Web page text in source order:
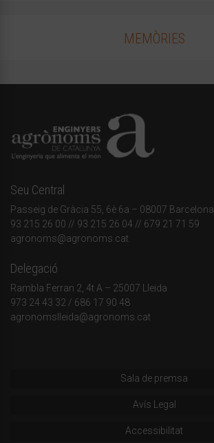
MEMÒRIES
Seu Central
Passeig de Gràcia 55, 6è 6a – 08007 Barcelona
93 215 26 00 // 93 215 26 04 // 679 21 71 59
agronoms@agronoms.cat
Delegació
Rambla Ferran 2, 4t A – 25007 Lleida
973 24 43 32 / 686 17 90 48
agronomslleida@agronoms.cat
Sala de premsa
Avís Legal
Accessibilitat